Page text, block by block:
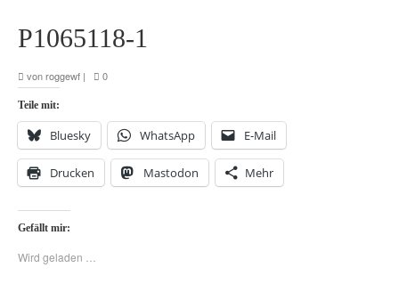
P1065118-1
vonroggewf | 0
Teile mit:
Bluesky WhatsApp E-Mail
Drucken Mastodon Mehr
Gefällt mir:
Wird geladen …